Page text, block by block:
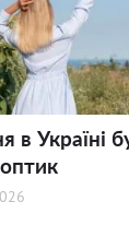
в Україні